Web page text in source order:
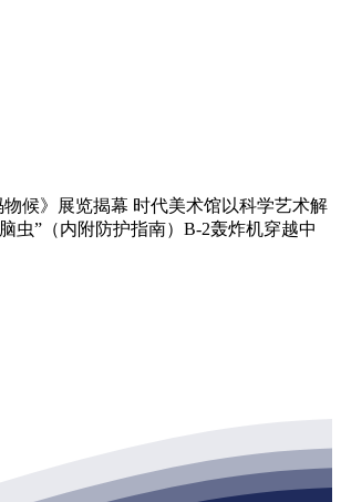
候》展览揭幕 时代美术馆以科学艺术解
虫”（内附防护指南）B-2轰炸机穿越中